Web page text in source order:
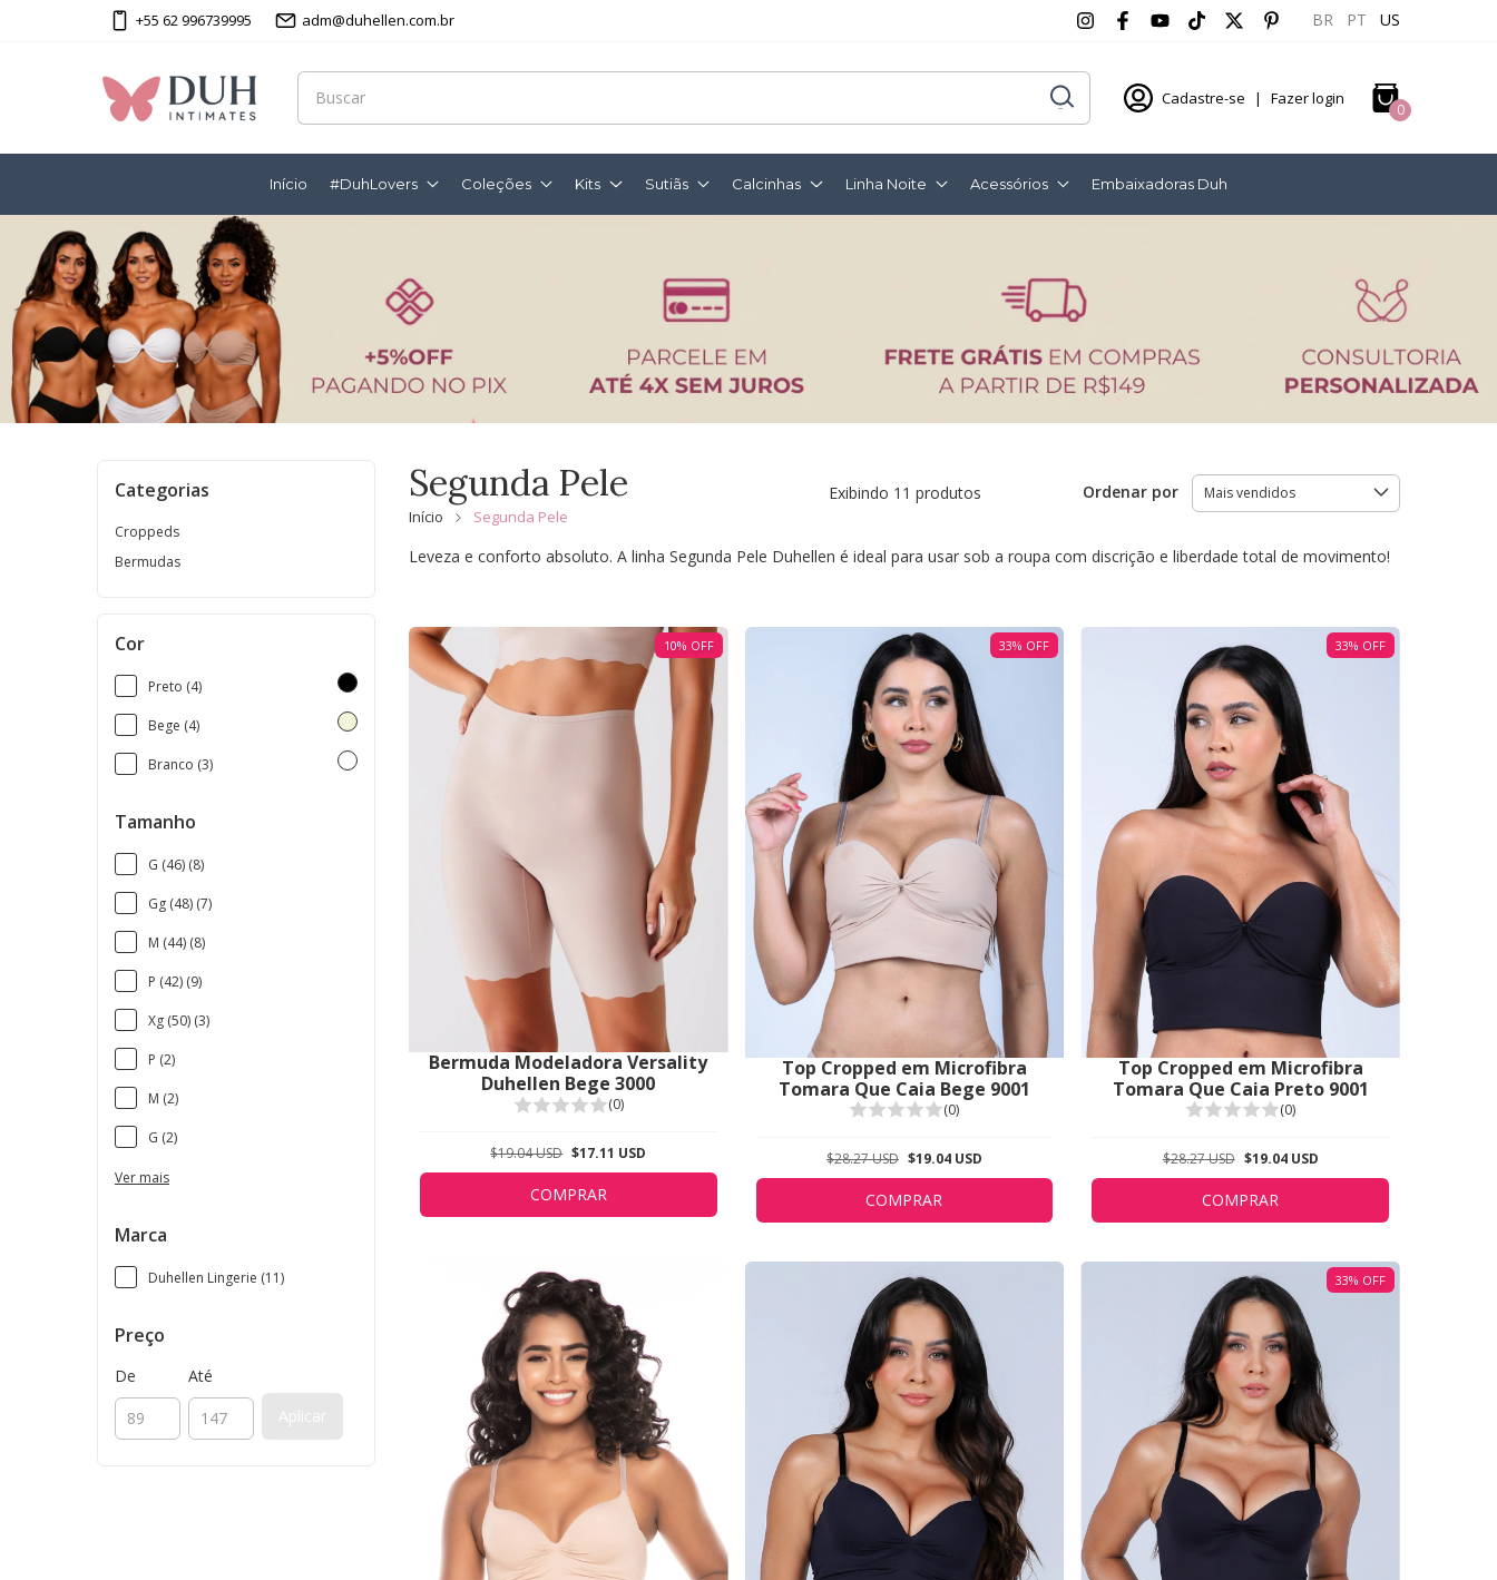
+55 62 996739995 adm@duhellen.com.br BR PT US
Cadastre-se | Fazer login
0
Início #DuhLovers Coleções Kits Sutiãs Calcinhas Linha Noite Acessórios Embaixadoras Duh
Categorias
Croppeds
Bermudas
Cor
Preto (4)
Bege (4)
Branco (3)
Tamanho
G (46) (8)
Gg (48) (7)
M (44) (8)
P (42) (9)
Xg (50) (3)
P (2)
M (2)
G (2)
Ver mais
Marca
Duhellen Lingerie (11)
Preço
De
Até
Aplicar
Segunda Pele
Início Segunda Pele
Exibindo 11 produtos Ordenar por
Leveza e conforto absoluto. A linha Segunda Pele Duhellen é ideal para usar sob a roupa com discrição e liberdade total de movimento!
10% OFF
Bermuda Modeladora Versality
Duhellen Bege 3000
(0)
$19.04 USD $17.11 USD
COMPRAR
33% OFF
Top Cropped em Microfibra
Tomara Que Caia Bege 9001
(0)
$28.27 USD $19.04 USD
COMPRAR
33% OFF
Top Cropped em Microfibra
Tomara Que Caia Preto 9001
(0)
$28.27 USD $19.04 USD
COMPRAR
33% OFF